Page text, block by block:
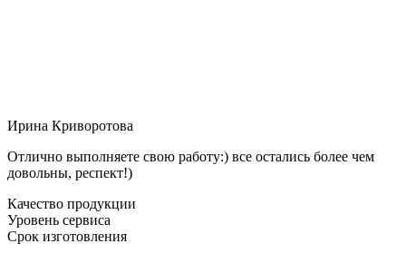
Ирина Криворотова
Отлично выполняете свою работу:) все остались более чем
довольны, респект!)
Качество продукции
Уровень сервиса
Срок изготовления